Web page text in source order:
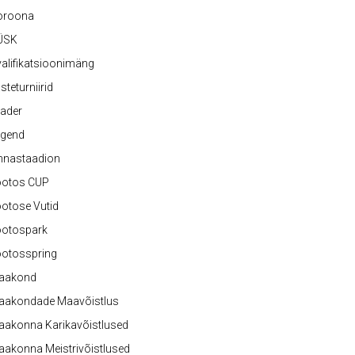
CUP
Vutid
Maavõistlus
Karikavõistlused
Meistrivõistlused